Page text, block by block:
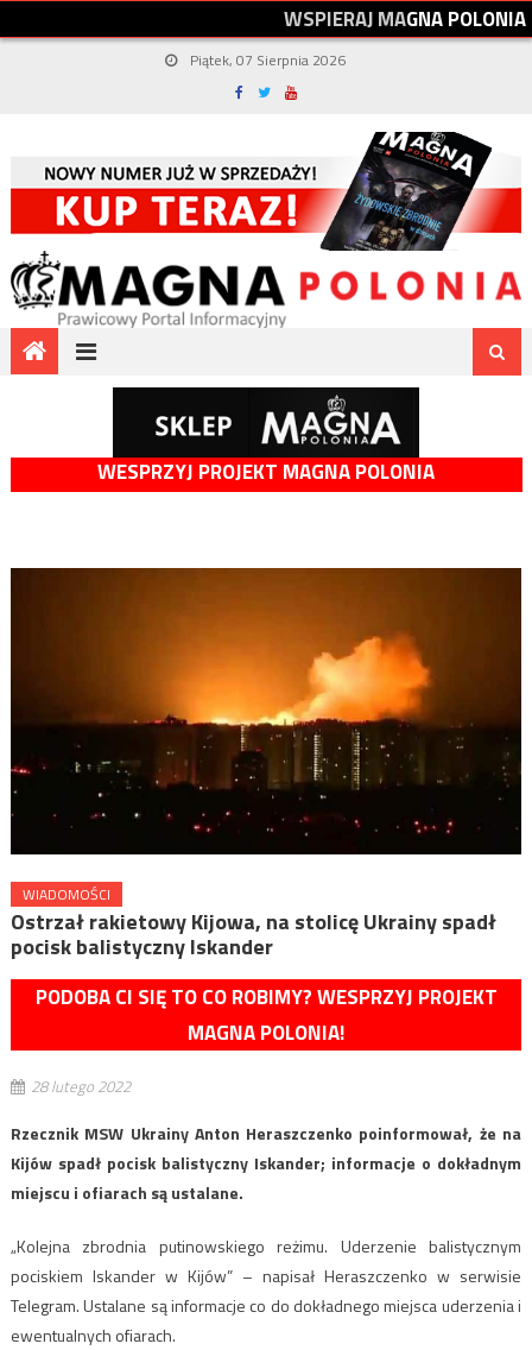
WSPIERAJMAGNAPOLONIA
Piątek, 07 Sierpnia 2026
WESPRZYJ PROJEKT MAGNA POLONIA
WIADOMOŚCI
Ostrzał rakietowy Kijowa, na stolicę Ukrainy spadł
pocisk balistyczny Iskander
PODOBA CI SIĘ TO CO ROBIMY? WESPRZYJ PROJEKT
MAGNA POLONIA!
28 lutego 2022
Rzecznik MSW Ukrainy Anton Heraszczenko poinformował, że na
Kijów spadł pocisk balistyczny Iskander; informacje o dokładnym
miejscu i ofiarach są ustalane.
„Kolejna zbrodnia putinowskiego reżimu. Uderzenie balistycznym
pociskiem Iskander w Kijów” – napisał Heraszczenko w serwisie
Telegram. Ustalane są informacje co do dokładnego miejsca uderzenia i
ewentualnych ofiarach.